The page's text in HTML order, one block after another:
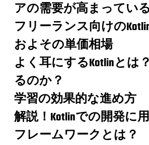
アの需要が高まってい
フリーランス向けの
およその単価相場
よく耳にするKotlinとは
るのか？
学習の効果的な進め方
解説！Kotlinでの開発に
フレームワークとは？